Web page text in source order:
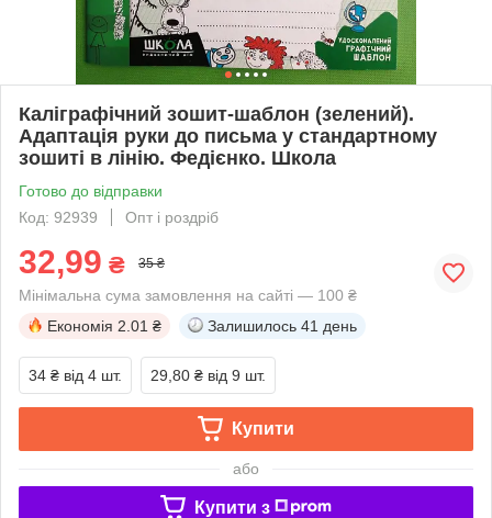
Каліграфічний зошит-шаблон (зелений).
Адаптація руки до письма у стандартному
зошиті в лінію. Федієнко. Школа
Готово до відправки
Код: 92939
Опт і роздріб
32,99 ₴ 35 ₴
Мінімальна сума замовлення на сайті — 100 ₴
Економія 2.01 ₴ Залишилось 41 день
34 ₴ від 4 шт. 29,80 ₴ від 9 шт.
Купити
або
Купити з